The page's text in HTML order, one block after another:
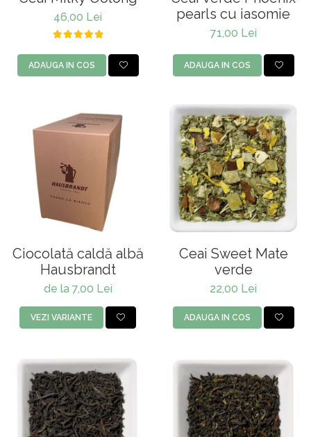
46,00 Lei
ADAUGA IN COS
pearls cu iasomie
71,00 Lei
ADAUGA IN COS
Ciocolată caldă albă
Hausbrandt
de la 7,00 Lei
VEZI VARIANTE
Ceai Sweet Mate
verde
22,00 Lei
ADAUGA IN COS